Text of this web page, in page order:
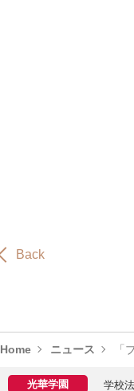
Home ニュース 「
Back
学校